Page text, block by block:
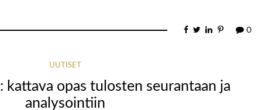
0
UUTISET
kattava opas tulosten seurantaan ja
analysointiin